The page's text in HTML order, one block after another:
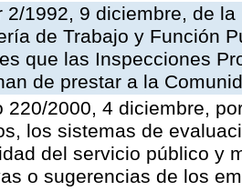
2/1992, 9 diciembre, de
de Trabajo y Función
que las Inspecciones
de prestar a la
220/2000, 4 diciembre,
los sistemas de
del servicio público y
o sugerencias de los